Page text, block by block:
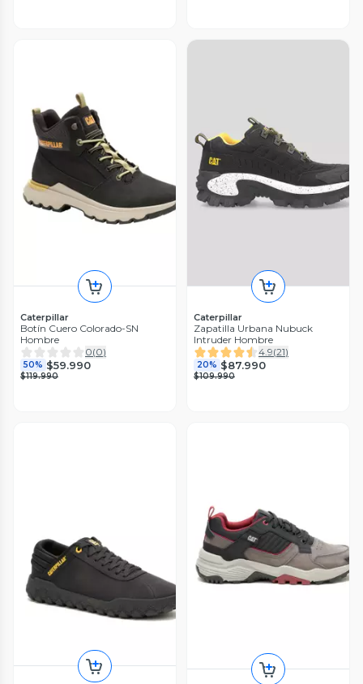
Caterpillar
Botín Cuero Colorado-SN
Hombre
0(0)
50% $59.990
$119.990
Caterpillar
Zapatilla Urbana Nubuck
Intruder Hombre
4.9(21)
20% $87.990
$109.990